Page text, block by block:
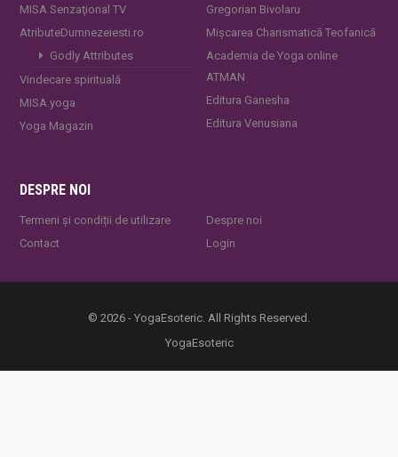
MISA Senzaţional TV
AtributeDumnezeiesti.ro
Godly Attributes
Vindecare spirituală
MISA.yoga
Yoga Magazin
Gregorian Bivolaru
Mișcarea Charismatică Teofanică
Academia de Yoga online
ATMAN
Editura Ganesha
Editura Venusiana
DESPRE NOI
Termeni și condiții de utilizare
Contact
Despre noi
Login
© 2026 - YogaEsoteric. All Rights Reserved.
YogaEsoteric